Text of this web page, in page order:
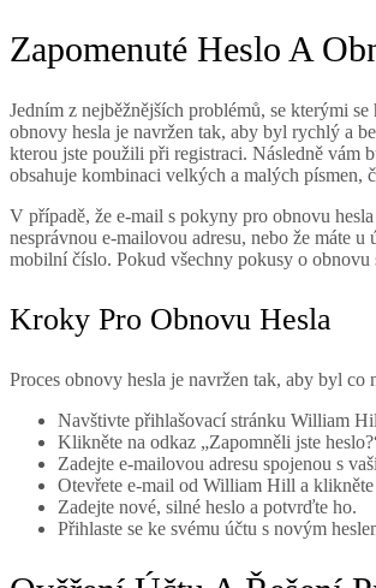
Zapomenuté Heslo A
Jedním z nejběžnějších problémů, se kterými
obnovy hesla je navržen tak, aby byl rychlý a
kterou jste použili při registraci. Následně vám
obsahuje kombinaci velkých a malých písmen,
V případě, že e-mail s pokyny pro obnovu
nesprávnou e-mailovou adresu, nebo že máte
mobilní číslo. Pokud všechny pokusy o obnovu
Kroky Pro Obnovu Hesla
Proces obnovy hesla je navržen tak, aby byl
Navštivte přihlašovací stránku William
Klikněte na odkaz „Zapomněli jste
Zadejte e-mailovou adresu spojenou s
Otevřete e-mail od William Hill a
Zadejte nové, silné heslo a potvrďte ho.
Přihlaste se ke svému účtu s novým